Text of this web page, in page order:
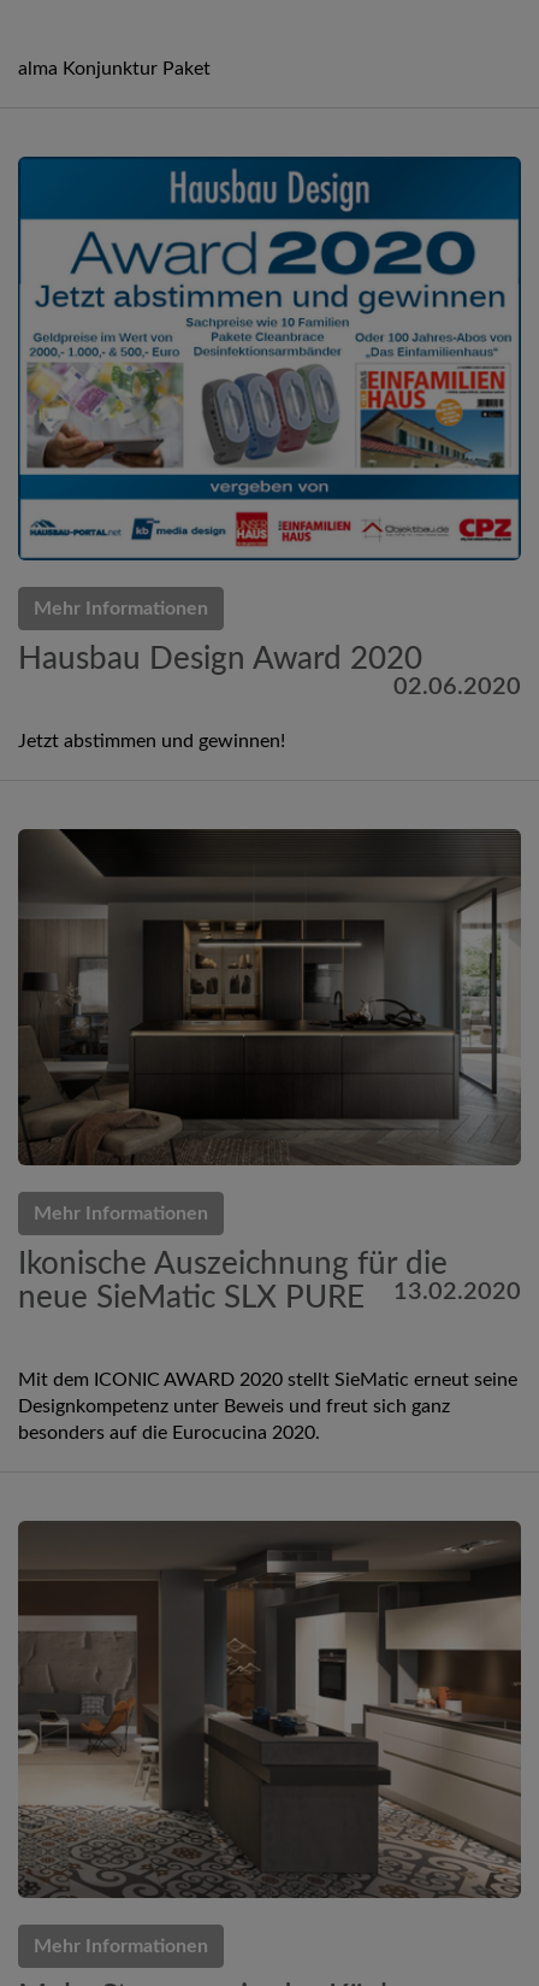
alma Konjunktur Paket
Mehr Informationen
Hausbau Design Award 2020
02.06.2020
Jetzt abstimmen und gewinnen!
Mehr Informationen
Ikonische Auszeichnung für die
neue SieMatic SLX PURE
13.02.2020
Mit dem ICONIC AWARD 2020 stellt SieMatic erneut seine
Designkompetenz unter Beweis und freut sich ganz
besonders auf die Eurocucina 2020.
Mehr Informationen